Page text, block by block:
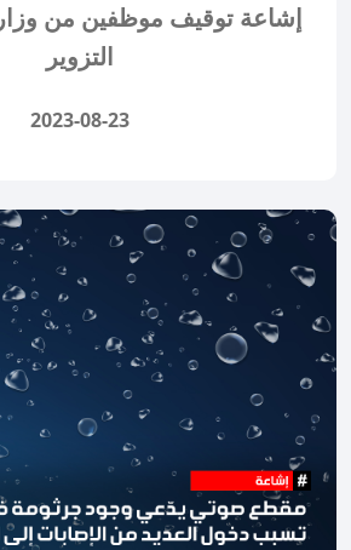
إشاعة توقيف موظفين من
التزوير
2023-08-23